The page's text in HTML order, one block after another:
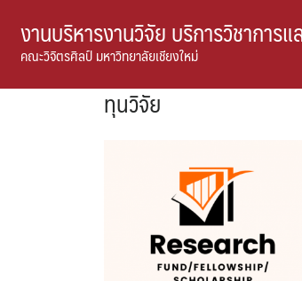
content
งานบริหารงานวิจัย บริการวิชาการ
คณะวิจิตรศิลป์ มหาวิทยาลัยเชียงใหม่
ทุนวิจัย